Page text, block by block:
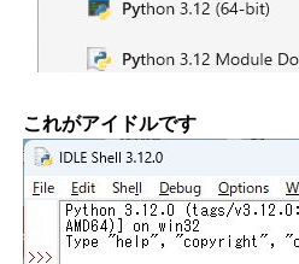
これがアイドルです